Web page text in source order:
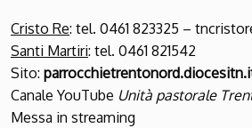
Cristo Re: tel. 0461 823325 –
Santi Martiri: tel. 0461 821542
Sito:
Canale YouTube Unità pastorale
Messa in streaming